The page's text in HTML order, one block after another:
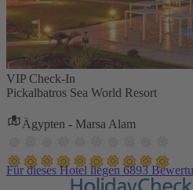
VIP Check-In
Pickalbatros Sea World Resort
Ägypten - Marsa Alam
Für dieses Hotel liegen 6893